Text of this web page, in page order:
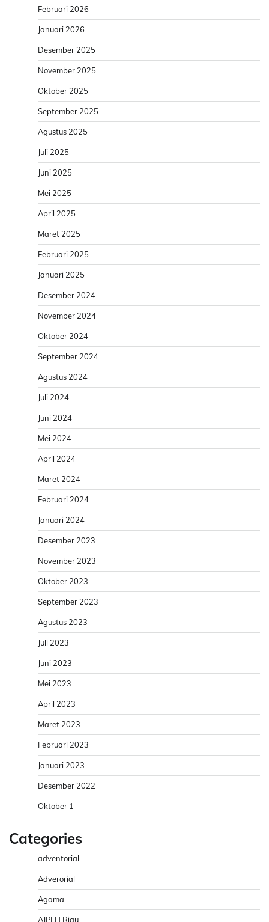
Februari 2026
Januari 2026
Desember 2025
November 2025
Oktober 2025
September 2025
Agustus 2025
Juli 2025
Juni 2025
Mei 2025
April 2025
Maret 2025
Februari 2025
Januari 2025
Desember 2024
November 2024
Oktober 2024
September 2024
Agustus 2024
Juli 2024
Juni 2024
Mei 2024
April 2024
Maret 2024
Februari 2024
Januari 2024
Desember 2023
November 2023
Oktober 2023
September 2023
Agustus 2023
Juli 2023
Juni 2023
Mei 2023
April 2023
Maret 2023
Februari 2023
Januari 2023
Desember 2022
Oktober 1
Categories
adventorial
Adverorial
Agama
AJPLH Riau